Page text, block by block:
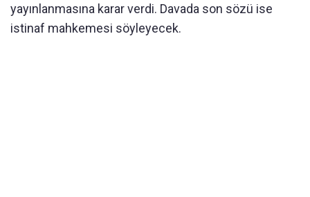
yayınlanmasına karar verdi. Davada son sözü ise
istinaf mahkemesi söyleyecek.